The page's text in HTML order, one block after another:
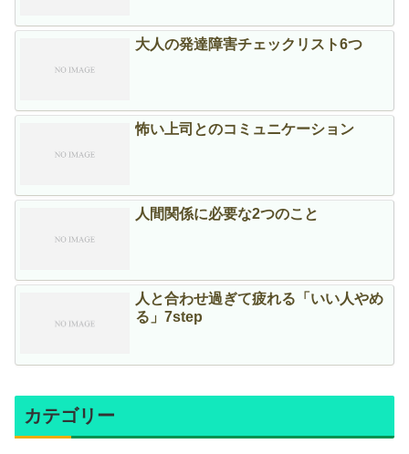
大人の発達障害チェックリスト6つ
怖い上司とのコミュニケーション
人間関係に必要な2つのこと
人と合わせ過ぎて疲れる「いい人やめ
る」7step
カテゴリー